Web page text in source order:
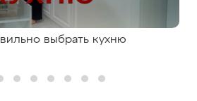
выбрать кухню